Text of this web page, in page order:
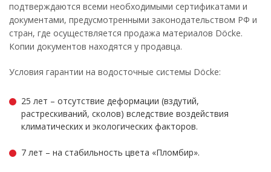
подтверждаются всеми необходимыми сертификатами и
документами, предусмотренными законодательством РФ и
стран, где осуществляется продажа материалов Döcke.
Копии документов находятся у продавца.
Условия гарантии на водосточные системы Döcke:
25 лет – отсутствие деформации (вздутий,
растрескиваний, сколов) вследствие воздействия
климатических и экологических факторов.
7 лет – на стабильность цвета «Пломбир».